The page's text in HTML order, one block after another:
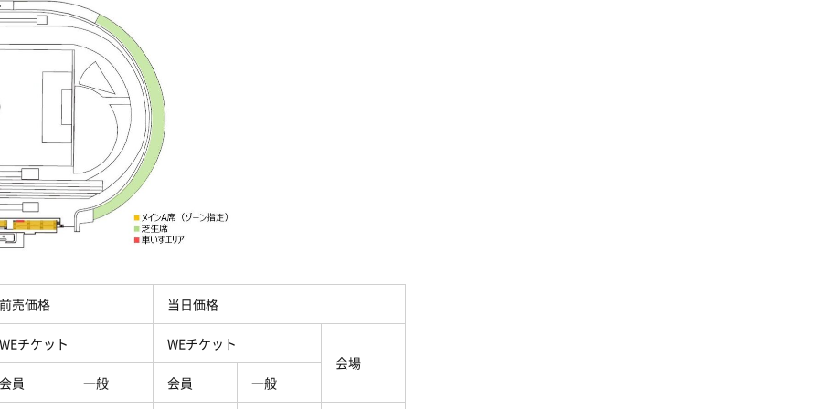
前売価格 当日価格
WEチケット WEチケット
会場
会員
一般 会員 一般